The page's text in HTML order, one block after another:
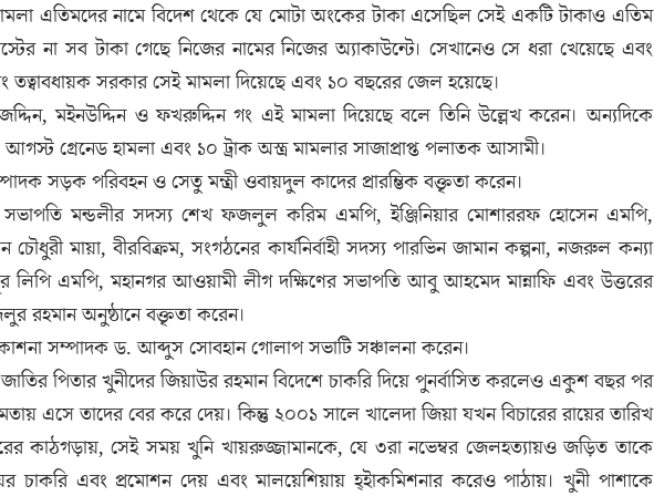
এতিমদের নামে বিদেশ থেকে যে মোটা অংকের টাকা এসেছিল সেই একটি টাকাও এতিম
না সব টাকা গেছে নিজের নামের নিজের অ্যাকাউন্টে। সেখানেও সে ধরা খেয়েছে এবং
তত্বাবধায়ক সরকার সেই মামলা দিয়েছে এবং ১০ বছরের জেল হয়েছে।
মইনউদ্দিন ও ফখরুদ্দিন গং এই মামলা দিয়েছে বলে তিনি উল্লেখ করেন। অন্যদিকে
গ্রেনেড হামলা এবং ১০ ট্রাক অস্ত্র মামলার সাজাপ্রাপ্ত পলাতক আসামী।
সড়ক পরিবহন ও সেতু মন্ত্রী ওবায়দুল কাদের প্রারম্ভিক বক্তৃতা করেন।
মন্ডলীর সদস্য শেখ ফজলুল করিম এমপি, ইঞ্জিনিয়ার মোশাররফ হোসেন এমপি,
মায়া, বীরবিক্রম, সংগঠনের কার্যনির্বাহী সদস্য পারভিন জামান কল্পনা, নজরুল কন্যা
লিপি এমপি, মহানগর আওয়ামী লীগ দক্ষিণের সভাপতি আবু আহমেদ মান্নাফি এবং উত্তরের
রহমান অনুষ্ঠানে বক্তৃতা করেন।
সম্পাদক ড. আব্দুস সোবহান গোলাপ সভাটি সঞ্চালনা করেন।
জাতির পিতার খুনীদের জিয়াউর রহমান বিদেশে চাকরি দিয়ে পুনর্বাসিত করলেও একুশ বছর পর
এসে তাদের বের করে দেয়। কিন্তু ২০০১ সালে খালেদা জিয়া যখন বিচারের রায়ের তারিখ
কাঠগড়ায়, সেই সময় খুনি খায়রুজ্জামানকে, যে ৩রা নভেম্বর জেলহত্যায়ও জড়িত তাকে
চাকরি এবং প্রমোশন দেয় এবং মালয়েশিয়ায় হ্ইাকমিশনার করেও পাঠায়। খুনী পাশাকে